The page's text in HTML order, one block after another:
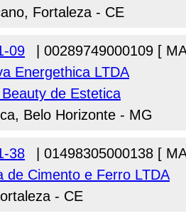
Fortaleza - CE
09
| 00289749000109 [
Energethica LTDA
de Estetica
Belo Horizonte - MG
38
| 01498305000138 [
de Cimento e Ferro LTDA
- CE